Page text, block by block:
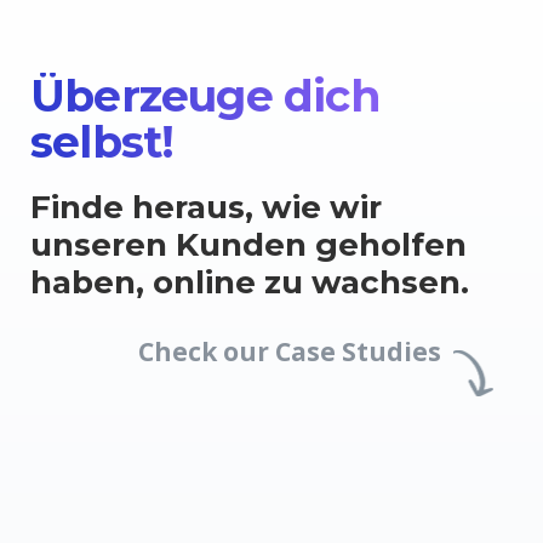
Überzeuge dich
selbst!
Finde heraus, wie wir
unseren Kunden geholfen
haben, online zu wachsen.
Check our Case Studies